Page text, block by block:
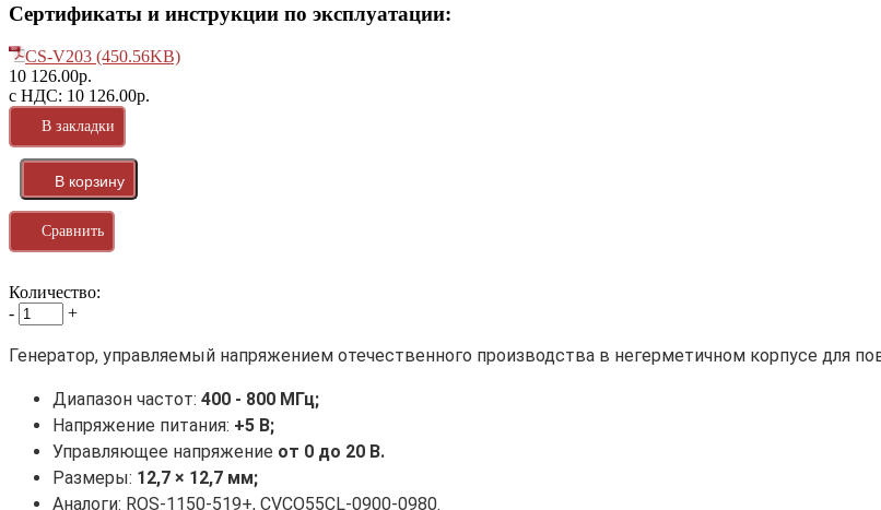
Сертификаты и инструкции по эксплуатации:
CS-V203 (450.56KB)
10 126.00р.
с НДС: 10 126.00р.
В закладки
Сравнить
Количество:
-
+
Генератор, управляемый напряжением отечественного производства в негерметичном корпусе для
Диапазон частот: 400 - 800 МГц;
Напряжение питания: +5 В;
Управляющее напряжение от 0 до 20 В.
Размеры: 12,7 × 12,7 мм;
Аналоги: ROS-1150-519+, CVCO55CL-0900-0980.